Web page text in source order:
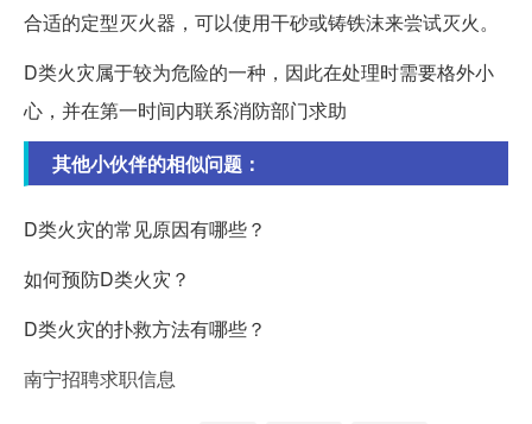
合适的定型灭火器，可以使用干砂或铸铁沫来尝试灭火。
D类火灾属于较为危险的一种，因此在处理时需要格外小
心，并在第一时间内联系消防部门求助
其他小伙伴的相似问题：
D类火灾的常见原因有哪些？
如何预防D类火灾？
D类火灾的扑救方法有哪些？
南宁招聘求职信息